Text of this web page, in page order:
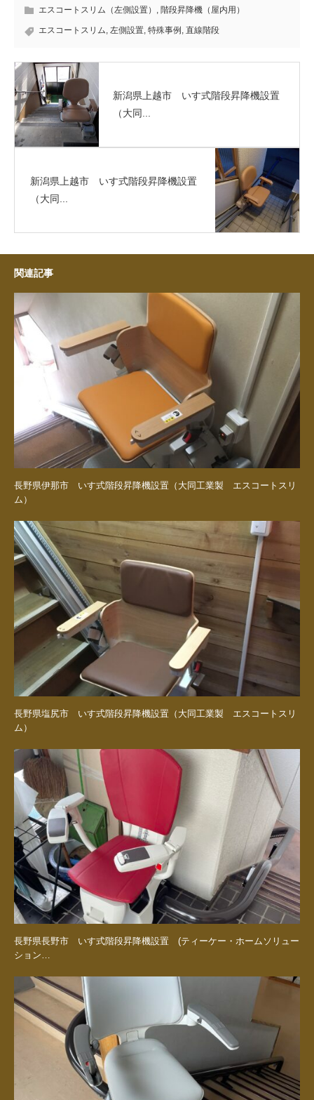
エスコートスリム（左側設置） , 階段昇降機（屋内用）
エスコートスリム, 左側設置, 特殊事例 , 直線階段
新潟県上越市 いす式階段昇降機設置
（大同...
新潟県上越市 いす式階段昇降機設置
（大同...
関連記事
長野県伊那市 いす式階段昇降機設置（大同工業製 エスコートスリ
ム）
長野県塩尻市 いす式階段昇降機設置（大同工業製 エスコートスリ
ム）
長野県長野市 いす式階段昇降機設置 (ティーケー・ホームソリュー
ション…